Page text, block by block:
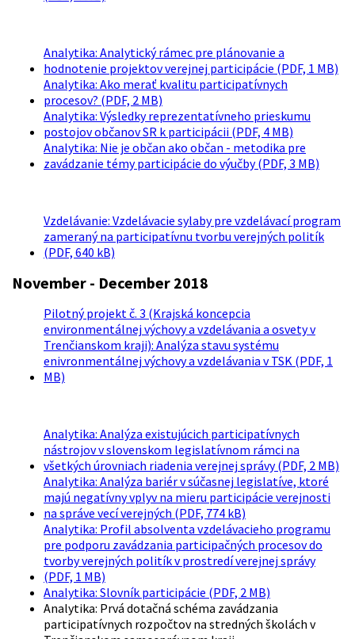
Analytika: Analytický rámec pre plánovanie a
hodnotenie projektov verejnej participácie (PDF, 1 MB)
Analytika: Ako merať kvalitu participatívnych
procesov? (PDF, 2 MB)
Analytika: Výsledky reprezentatívneho prieskumu
postojov občanov SR k participácii (PDF, 4 MB)
Analytika: Nie je občan ako občan - metodika pre
zavádzanie témy participácie do výučby (PDF, 3 MB)
Vzdelávanie: Vzdelávacie sylaby pre vzdelávací program
zameraný na participatívnu tvorbu verejných politík
(PDF, 640 kB)
November - December 2018
Pilotný projekt č. 3 (Krajská koncepcia
environmentálnej výchovy a vzdelávania a osvety v
Trenčianskom kraji): Analýza stavu systému
enivronmentálnej výchovy a vzdelávania v TSK (PDF, 1
MB)
Analytika: Analýza existujúcich participatívnych
nástrojov v slovenskom legislatívnom rámci na
všetkých úrovniach riadenia verejnej správy (PDF, 2 MB)
Analytika: Analýza bariér v súčasnej legislatíve, ktoré
majú negatívny vplyv na mieru participácie verejnosti
na správe vecí verejných (PDF, 774 kB)
Analytika: Profil absolventa vzdelávacieho programu
pre podporu zavádzania participačných procesov do
tvorby verejných politík v prostredí verejnej správy
(PDF, 1 MB)
Analytika: Slovník participácie (PDF, 2 MB)
Analytika: Prvá dotačná schéma zavádzania
participatívnych rozpočtov na stredných školách v